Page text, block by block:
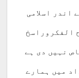
اندر اسلامی
الفکروراسخ
نہیں دی ہے
میں ہمارے